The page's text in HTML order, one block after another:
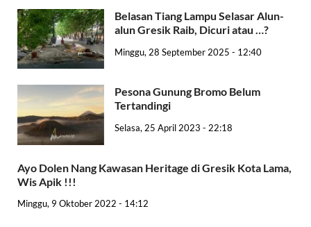
Belasan Tiang Lampu Selasar Alun-
alun Gresik Raib, Dicuri atau …?
Minggu, 28 September 2025 - 12:40
Pesona Gunung Bromo Belum
Tertandingi
Selasa, 25 April 2023 - 22:18
Ayo Dolen Nang Kawasan Heritage di Gresik Kota Lama,
Wis Apik !!!
Minggu, 9 Oktober 2022 - 14:12